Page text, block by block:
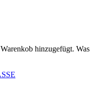
hinzugefügt. Was